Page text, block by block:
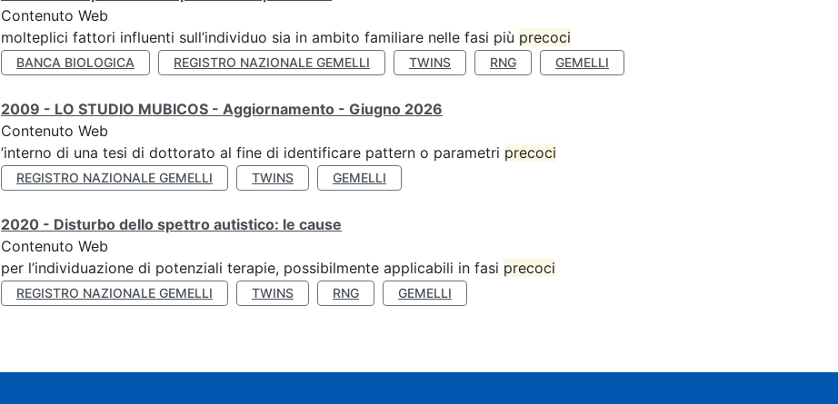
Contenuto Web
molteplici fattori influenti sull’individuo sia in ambito familiare nelle fasi più precoci
BANCA BIOLOGICA REGISTRO NAZIONALE GEMELLI TWINS RNG GEMELLI
2009 - LO STUDIO MUBICOS - Aggiornamento - Giugno 2026
Contenuto Web
’interno di una tesi di dottorato al fine di identificare pattern o parametri precoci
REGISTRO NAZIONALE GEMELLI TWINS GEMELLI
2020 - Disturbo dello spettro autistico: le cause
Contenuto Web
per l’individuazione di potenziali terapie, possibilmente applicabili in fasi precoci
REGISTRO NAZIONALE GEMELLI TWINS RNG GEMELLI